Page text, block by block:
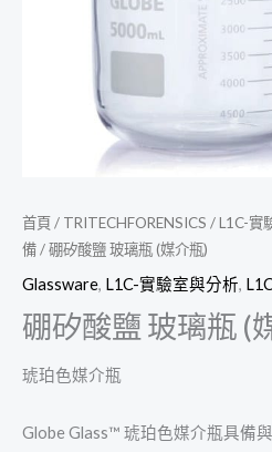
首頁/ TRITECHFORENSICS /L1C-實
備/ 硼矽酸鹽 玻璃瓶 (媒介瓶)
Glassware, L1C-實驗室與分析,
硼矽酸鹽 玻璃瓶 (
琥珀色媒介瓶
Globe Glass™ 琥珀色媒介瓶具備